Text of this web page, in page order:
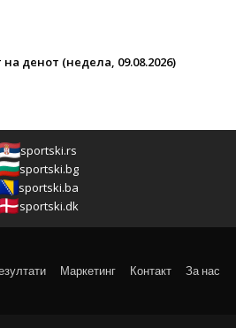
на денот (недела, 09.08.2026)
sportski.rs
sportski.bg
sportski.ba
sportski.dk
Маркетинг Контакт За нас